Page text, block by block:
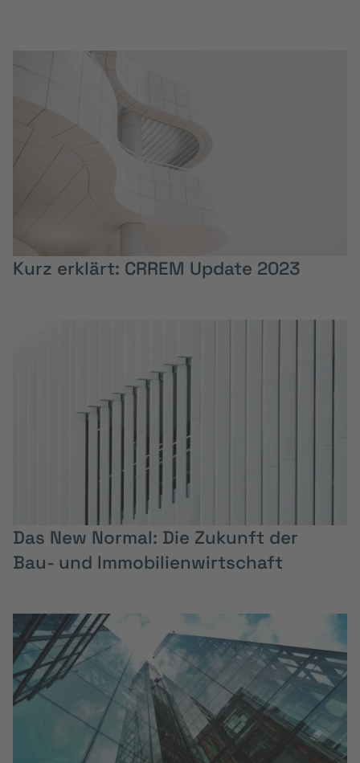
Kurz erklärt: CRREM Update 2023
Das New Normal: Die Zukunft der
Bau- und Immobilienwirtschaft